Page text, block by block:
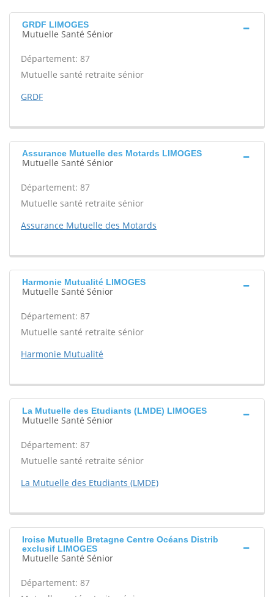
GRDF LIMOGES
Mutuelle Santé Sénior
Département: 87
Mutuelle santé retraite sénior
GRDF
Assurance Mutuelle des Motards LIMOGES
Mutuelle Santé Sénior
Département: 87
Mutuelle santé retraite sénior
Assurance Mutuelle des Motards
Harmonie Mutualité LIMOGES
Mutuelle Santé Sénior
Département: 87
Mutuelle santé retraite sénior
Harmonie Mutualité
La Mutuelle des Etudiants (LMDE) LIMOGES
Mutuelle Santé Sénior
Département: 87
Mutuelle santé retraite sénior
La Mutuelle des Etudiants (LMDE)
Iroise Mutuelle Bretagne Centre Océans Distrib
exclusif LIMOGES
Mutuelle Santé Sénior
Département: 87